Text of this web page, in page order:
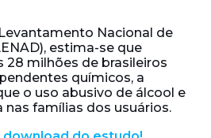
Nacional de
estima-se que
28 milhões de brasileiros
químicos, a
o uso abusivo de álcool e
nas famílias dos usuários.